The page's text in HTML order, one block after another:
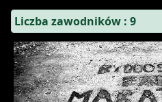
Liczba zawodników : 9